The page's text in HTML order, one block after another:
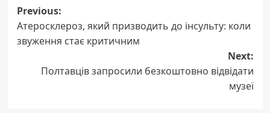
Post
navigation
Previous:
Атеросклероз, який призводить до інсульту: коли
звуження стає критичним
Next:
Полтавців запросили безкоштовно відвідати
музеї